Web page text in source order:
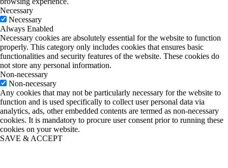
Necessary
Necessary
Always Enabled
Necessary cookies are absolutely essential for the website to function
properly. This category only includes cookies that ensures basic
functionalities and security features of the website. These cookies do
not store any personal information.
Non-necessary
Non-necessary
Any cookies that may not be particularly necessary for the website to
function and is used specifically to collect user personal data via
analytics, ads, other embedded contents are termed as non-necessary
cookies. It is mandatory to procure user consent prior to running these
cookies on your website.
SAVE & ACCEPT